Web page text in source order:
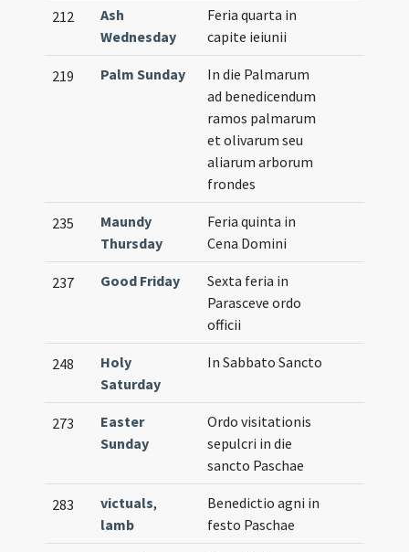
212
Ash
Wednesday
Feria quarta in
capite ieiunii
219 Palm Sunday
In die Palmarum
ad benedicendum
ramos palmarum
et olivarum seu
aliarum arborum
frondes
235
Maundy
Thursday
Feria quinta in
Cena Domini
237 Good Friday
Sexta feria in
Parasceve ordo
officii
248
Holy
Saturday
In Sabbato Sancto
273
Easter
Sunday
Ordo visitationis
sepulcri in die
sancto Paschae
283 victuals,
lamb
Benedictio agni in
festo Paschae